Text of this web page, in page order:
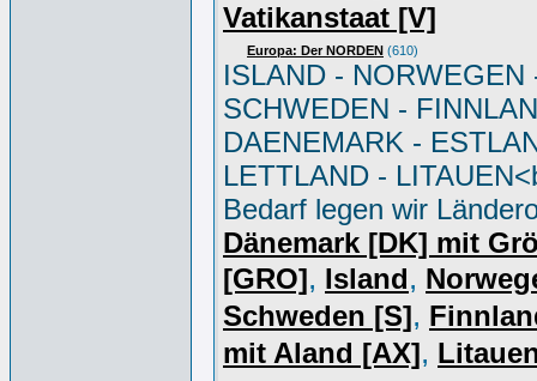
Vatikanstaat [V]
Europa: Der NORDEN (610)
ISLAND - NORWEGEN
SCHWEDEN -
DAENEMARK -
LETTLAND -
Bedarf legen wir
Dänemark [DK] mit
[GRO], Island,
Schweden [S],
mit Aland [AX],